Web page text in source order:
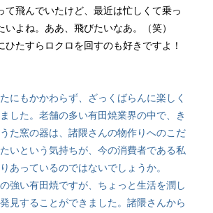
飛んでいたけど、最近は忙しくて乗っ
よね。ああ、飛びたいなあ。（笑）
たすらロクロを回すのも好きですよ！
にもかかわらず、ざっくばらんに楽しく
した。老舗の多い有田焼業界の中で、き
た窯の器は、諸隈さんの物作りへのこだ
いという気持ちが、今の消費者である私
あっているのではないでしょうか。
強い有田焼ですが、ちょっと生活を潤し
見することができました。諸隈さんから